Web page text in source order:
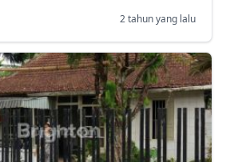
2 tahun yang lalu